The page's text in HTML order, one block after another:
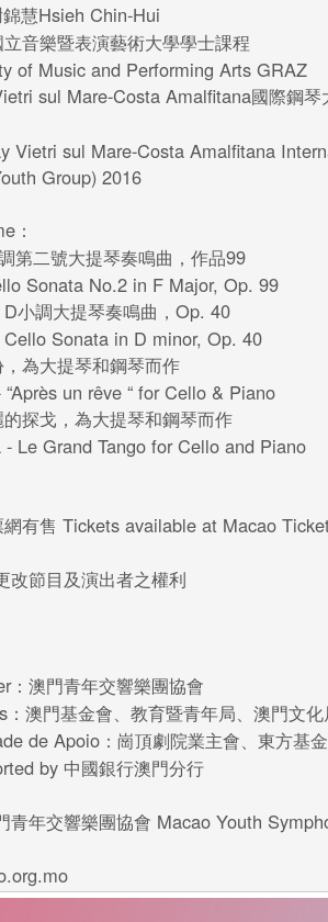
慧Hsieh Chin-Hui
音樂暨表演藝術大學學士課程
of Music and Performing Arts GRAZ
sul Mare-Costa Amalfitana國際鋼琴
Vietri sul Mare-Costa Amalfitana
Group) 2016
：
第二號大提琴奏鳴曲，作品99
Sonata No.2 in F Major, Op. 99
小調大提琴奏鳴曲，Op. 40
Sonata in D minor, Op. 40
為大提琴和鋼琴而作
un rêve “ for Cello & Piano
探戈，為大提琴和鋼琴而作
Le Grand Tango for Cello and Piano
網有售 Tickets available at Macao
改節目及演出者之權利
：澳門青年交響樂團協會
：澳門基金會、教育暨青年局、澳門文
de Apoio：崗頂劇院業主會、東方基
by 中國銀行澳門分行
青年交響樂團協會 Macao Youth